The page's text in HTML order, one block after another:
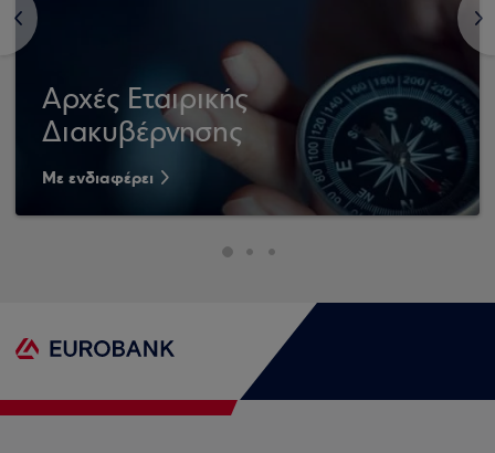
<
Αρχές Εταιρικής
Διακυβέρνησης
Με ενδιαφέρει
>